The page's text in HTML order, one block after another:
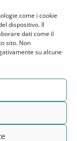
come i cookie
dispositivo. Il
dati come il
sito. Non
su alcune
-
- Numero di